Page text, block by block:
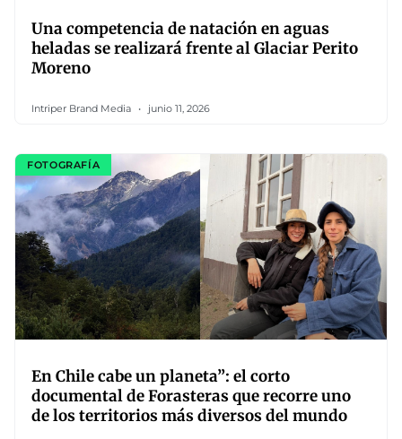
Una competencia de natación en aguas
heladas se realizará frente al Glaciar Perito
Moreno
Intriper Brand Media junio 11, 2026
FOTOGRAFÍA
En Chile cabe un planeta”: el corto
documental de Forasteras que recorre uno
de los territorios más diversos del mundo